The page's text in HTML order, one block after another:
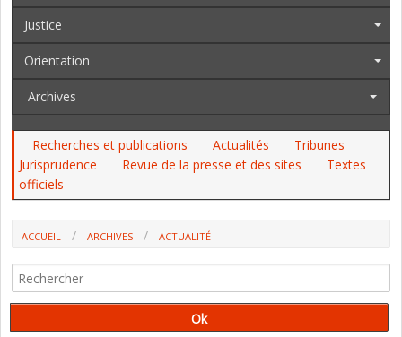
Justice
Orientation
Archives
Recherches et publications Actualités
Tribunes
Jurisprudence
Revue de la presse et des sites
Textes
officiels
ACCUEIL ARCHIVES
ACTUALITÉ
PROFESSIONNEL